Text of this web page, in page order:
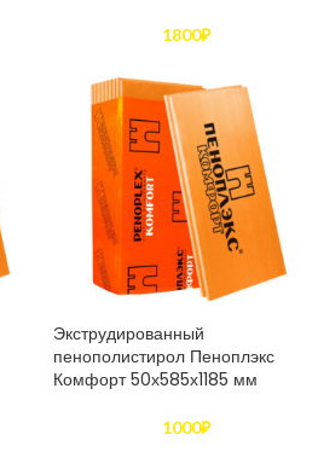
1800₽
Экструдированный
пенополистирол Пеноплэкс
Комфорт 50х585х1185 мм
1000₽